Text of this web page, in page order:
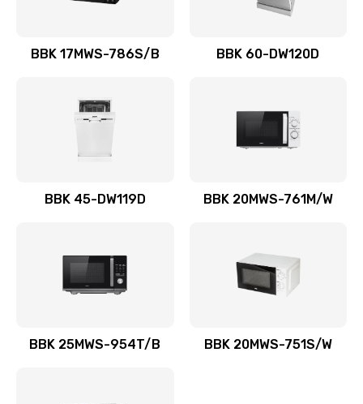
BBK 17MWS-786S/B BBK 60-DW120D
BBK 45-DW119D BBK 20MWS-761M/W
BBK 25MWS-954T/B BBK 20MWS-751S/W